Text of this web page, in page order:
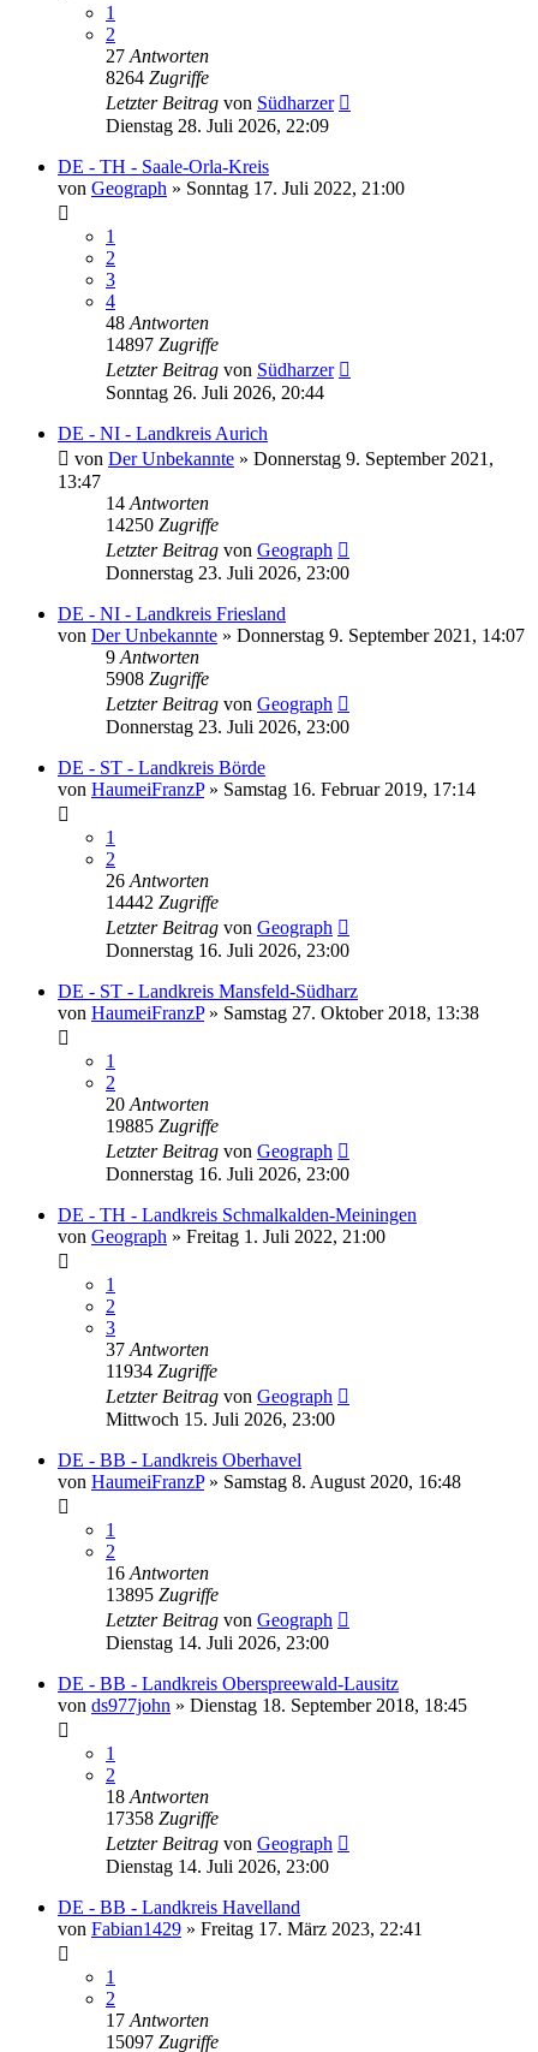
1
2
27 Antworten
8264 Zugriffe
Letzter Beitrag von Südharzer
Dienstag 28. Juli 2026, 22:09
DE - TH - Saale-Orla-Kreis
von Geograph » Sonntag 17. Juli 2022, 21:00
1
2
3
4
48 Antworten
14897 Zugriffe
Letzter Beitrag von Südharzer
Sonntag 26. Juli 2026, 20:44
DE - NI - Landkreis Aurich
von Der Unbekannte » Donnerstag 9. September 2021,
13:47
14 Antworten
14250 Zugriffe
Letzter Beitrag von Geograph
Donnerstag 23. Juli 2026, 23:00
DE - NI - Landkreis Friesland
von Der Unbekannte » Donnerstag 9. September 2021, 14:07
9 Antworten
5908 Zugriffe
Letzter Beitrag von Geograph
Donnerstag 23. Juli 2026, 23:00
DE - ST - Landkreis Börde
von HaumeiFranzP» Samstag 16. Februar 2019, 17:14
1
2
26 Antworten
14442 Zugriffe
Letzter Beitrag von Geograph
Donnerstag 16. Juli 2026, 23:00
DE - ST - Landkreis Mansfeld-Südharz
von HaumeiFranzP» Samstag 27. Oktober 2018, 13:38
1
2
20 Antworten
19885 Zugriffe
Letzter Beitrag von Geograph
Donnerstag 16. Juli 2026, 23:00
DE - TH - Landkreis Schmalkalden-Meiningen
von Geograph » Freitag 1. Juli 2022, 21:00
1
2
3
37 Antworten
11934 Zugriffe
Letzter Beitrag von Geograph
Mittwoch 15. Juli 2026, 23:00
DE - BB - Landkreis Oberhavel
von HaumeiFranzP» Samstag 8. August 2020, 16:48
1
2
16 Antworten
13895 Zugriffe
Letzter Beitrag von Geograph
Dienstag 14. Juli 2026, 23:00
DE - BB - Landkreis Oberspreewald-Lausitz
von ds977john » Dienstag 18. September 2018, 18:45
1
2
18 Antworten
17358 Zugriffe
Letzter Beitrag von Geograph
Dienstag 14. Juli 2026, 23:00
DE - BB - Landkreis Havelland
von Fabian1429 » Freitag 17. März 2023, 22:41
1
2
17 Antworten
15097 Zugriffe